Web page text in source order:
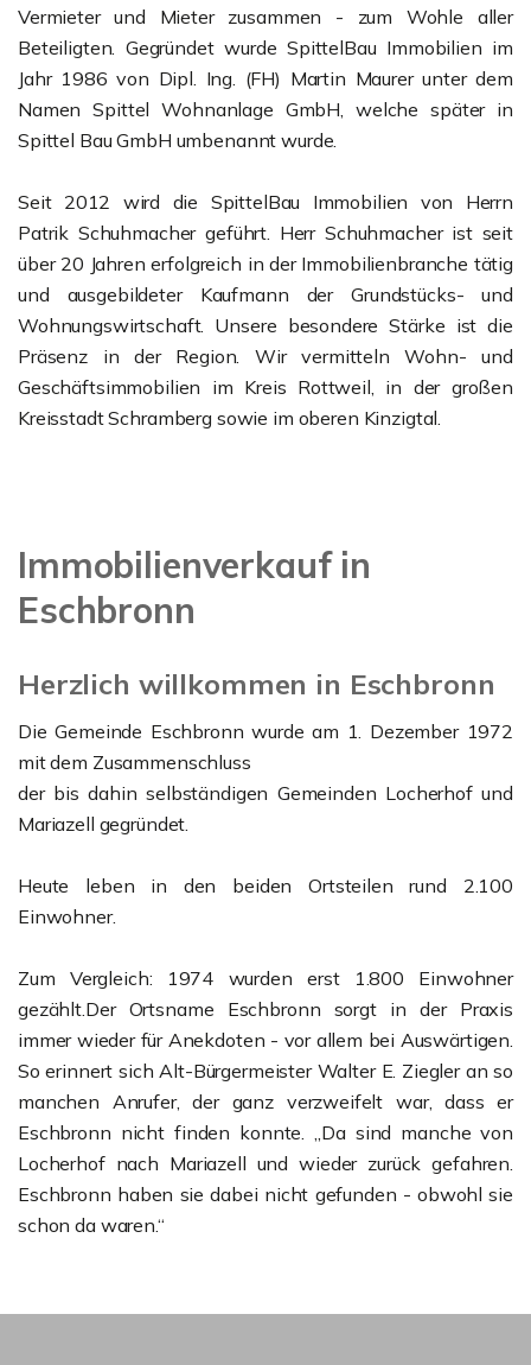
Vermieter und Mieter zusammen - zum Wohle aller
Beteiligten. Gegründet wurde SpittelBau Immobilien im
Jahr 1986 von Dipl. Ing. (FH) Martin Maurer unter dem
Namen Spittel Wohnanlage GmbH, welche später in
Spittel Bau GmbH umbenannt wurde.
Seit 2012 wird die SpittelBau Immobilien von Herrn
Patrik Schuhmacher geführt. Herr Schuhmacher ist seit
über 20 Jahren erfolgreich in der Immobilienbranche tätig
und ausgebildeter Kaufmann der Grundstücks- und
Wohnungswirtschaft. Unsere besondere Stärke ist die
Präsenz in der Region. Wir vermitteln Wohn- und
Geschäftsimmobilien im Kreis Rottweil, in der großen
Kreisstadt Schramberg sowie im oberen Kinzigtal.
Immobilienverkauf in
Eschbronn
Herzlich willkommen in Eschbronn
Die Gemeinde Eschbronn wurde am 1. Dezember 1972
mit dem Zusammenschluss
der bis dahin selbständigen Gemeinden Locherhof und
Mariazell gegründet.
Heute leben in den beiden Ortsteilen rund 2.100
Einwohner.
Zum Vergleich: 1974 wurden erst 1.800 Einwohner
gezählt.Der Ortsname Eschbronn sorgt in der Praxis
immer wieder für Anekdoten - vor allem bei Auswärtigen.
So erinnert sich Alt-Bürgermeister Walter E. Ziegler an so
manchen Anrufer, der ganz verzweifelt war, dass er
Eschbronn nicht finden konnte. „Da sind manche von
Locherhof nach Mariazell und wieder zurück gefahren.
Eschbronn haben sie dabei nicht gefunden - obwohl sie
schon da waren.“